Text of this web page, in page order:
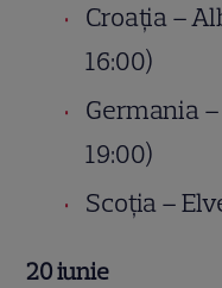
Croația –
16:00)
Germania
19:00)
Scoția –
20 iunie